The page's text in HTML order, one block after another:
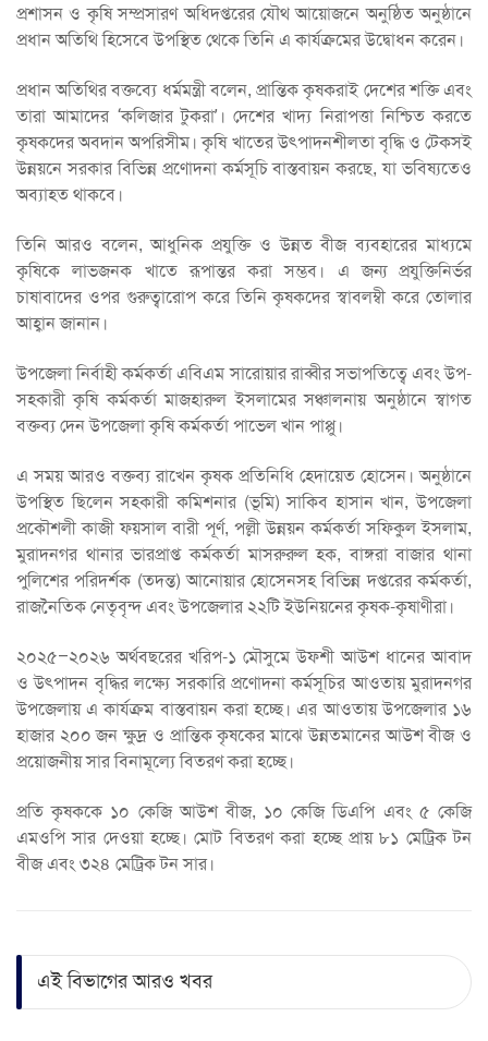
প্রশাসন ও কৃষি সম্প্রসারণ অধিদপ্তরের যৌথ আয়োজনে অনুষ্ঠিত অনুষ্ঠানে
প্রধান অতিথি হিসেবে উপস্থিত থেকে তিনি এ কার্যক্রমের উদ্বোধন করেন।
প্রধান অতিথির বক্তব্যে ধর্মমন্ত্রী বলেন, প্রান্তিক কৃষকরাই দেশের শক্তি এবং
তারা আমাদের ‘কলিজার টুকরা’। দেশের খাদ্য নিরাপত্তা নিশ্চিত করতে
কৃষকদের অবদান অপরিসীম। কৃষি খাতের উৎপাদনশীলতা বৃদ্ধি ও টেকসই
উন্নয়নে সরকার বিভিন্ন প্রণোদনা কর্মসূচি বাস্তবায়ন করছে, যা ভবিষ্যতেও
অব্যাহত থাকবে।
তিনি আরও বলেন, আধুনিক প্রযুক্তি ও উন্নত বীজ ব্যবহারের মাধ্যমে
কৃষিকে লাভজনক খাতে রূপান্তর করা সম্ভব। এ জন্য প্রযুক্তিনির্ভর
চাষাবাদের ওপর গুরুত্বারোপ করে তিনি কৃষকদের স্বাবলম্বী করে তোলার
আহ্বান জানান।
উপজেলা নির্বাহী কর্মকর্তা এবিএম সারোয়ার রাব্বীর সভাপতিত্বে এবং উপ-
সহকারী কৃষি কর্মকর্তা মাজহারুল ইসলামের সঞ্চালনায় অনুষ্ঠানে স্বাগত
বক্তব্য দেন উপজেলা কৃষি কর্মকর্তা পাভেল খান পাপ্পু।
এ সময় আরও বক্তব্য রাখেন কৃষক প্রতিনিধি হেদায়েত হোসেন। অনুষ্ঠানে
উপস্থিত ছিলেন সহকারী কমিশনার (ভূমি) সাকিব হাসান খান, উপজেলা
প্রকৌশলী কাজী ফয়সাল বারী পূর্ণ, পল্লী উন্নয়ন কর্মকর্তা সফিকুল ইসলাম,
মুরাদনগর থানার ভারপ্রাপ্ত কর্মকর্তা মাসরুরুল হক, বাঙ্গরা বাজার থানা
পুলিশের পরিদর্শক (তদন্ত) আনোয়ার হোসেনসহ বিভিন্ন দপ্তরের কর্মকর্তা,
রাজনৈতিক নেতৃবৃন্দ এবং উপজেলার ২২টি ইউনিয়নের কৃষক-কৃষাণীরা।
২০২৫–২০২৬ অর্থবছরের খরিপ-১ মৌসুমে উফশী আউশ ধানের আবাদ
ও উৎপাদন বৃদ্ধির লক্ষ্যে সরকারি প্রণোদনা কর্মসূচির আওতায় মুরাদনগর
উপজেলায় এ কার্যক্রম বাস্তবায়ন করা হচ্ছে। এর আওতায় উপজেলার ১৬
হাজার ২০০ জন ক্ষুদ্র ও প্রান্তিক কৃষকের মাঝে উন্নতমানের আউশ বীজ ও
প্রয়োজনীয় সার বিনামূল্যে বিতরণ করা হচ্ছে।
প্রতি কৃষককে ১০ কেজি আউশ বীজ, ১০ কেজি ডিএপি এবং ৫ কেজি
এমওপি সার দেওয়া হচ্ছে। মোট বিতরণ করা হচ্ছে প্রায় ৮১ মেট্রিক টন
বীজ এবং ৩২৪ মেট্রিক টন সার।
এই বিভাগের আরও খবর